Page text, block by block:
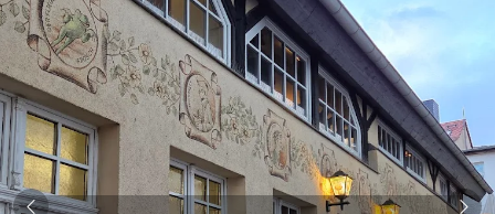
Mittwoch 11:30–21:00
Donnerstag 11:30–21:00
Freitag 11:30–21:00
Sonntag 11:30–21:00